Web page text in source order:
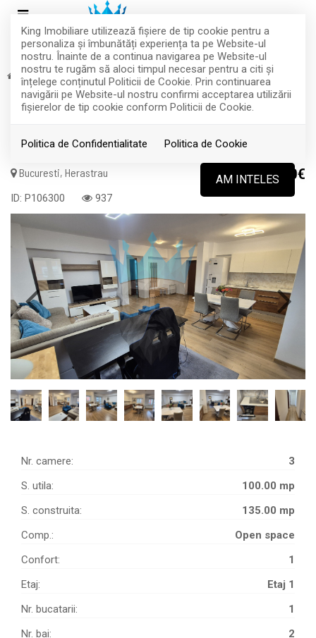
King Imobiliare utilizează fişiere de tip cookie pentru a
personaliza și îmbunătăți experiența ta pe Website-ul
nostru. Înainte de a continua navigarea pe Website-ul
nostru te rugăm să aloci timpul necesar pentru a citi și
înțelege conținutul Politicii de Cookie. Prin continuarea
navigării pe Website-ul nostru confirmi acceptarea utilizării
fişierelor de tip cookie conform Politicii de Cookie.
Politica de Confidentialitate Politica de Cookie
AM INTELES
Inchiriere Apartamente Bucuresti Herastrau
Apartament 3 Camere Cartierul
Bucuresti, Herastrau 1.300€
ID: P106300 937
Nr. camere:
3
S. utila:
100.00 mp
S. construita:
135.00 mp
Comp.:
Open space
Confort:
1
Etaj:
Etaj 1
Nr. bucatarii:
1
Nr. bai:
2